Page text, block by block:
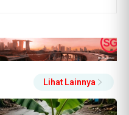
Lihat Lainnya